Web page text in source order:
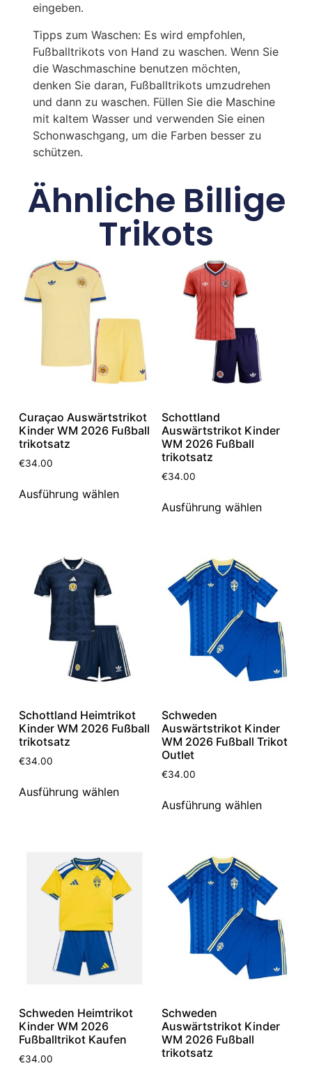
eingeben.
Tipps zum Waschen: Es wird empfohlen,
Fußballtrikots von Hand zu waschen. Wenn Sie
die Waschmaschine benutzen möchten,
denken Sie daran, Fußballtrikots umzudrehen
und dann zu waschen. Füllen Sie die Maschine
mit kaltem Wasser und verwenden Sie einen
Schonwaschgang, um die Farben besser zu
schützen.
Ähnliche Billige
Trikots
Curaçao Auswärtstrikot
Kinder WM 2026 Fußball
trikotsatz
€34.00
Ausführung wählen
Schottland
Auswärtstrikot Kinder
WM 2026 Fußball
trikotsatz
€34.00
Ausführung wählen
Schottland Heimtrikot
Kinder WM 2026 Fußball
trikotsatz
€34.00
Ausführung wählen
Schweden
Auswärtstrikot Kinder
WM 2026 Fußball Trikot
Outlet
€34.00
Ausführung wählen
Schweden Heimtrikot
Kinder WM 2026
Fußballtrikot Kaufen
€34.00
Schweden
Auswärtstrikot Kinder
WM 2026 Fußball
trikotsatz